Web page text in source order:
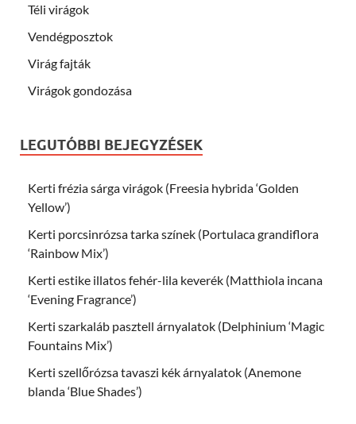
Téli virágok
Vendégposztok
Virág fajták
Virágok gondozása
LEGUTÓBBI BEJEGYZÉSEK
Kerti frézia sárga virágok (Freesia hybrida ‘Golden
Yellow’)
Kerti porcsinrózsa tarka színek (Portulaca grandiflora
‘Rainbow Mix’)
Kerti estike illatos fehér-lila keverék (Matthiola incana
‘Evening Fragrance’)
Kerti szarkaláb pasztell árnyalatok (Delphinium ‘Magic
Fountains Mix’)
Kerti szellőrózsa tavaszi kék árnyalatok (Anemone
blanda ‘Blue Shades’)